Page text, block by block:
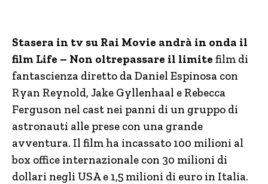
Stasera in tv su Rai Movie andrà in onda il
film Life – Non oltrepassare il limite film di
fantascienza diretto da Daniel Espinosa con
Ryan Reynold, Jake Gyllenhaal e Rebecca
Ferguson nel cast nei panni di un gruppo di
astronauti alle prese con una grande
avventura. Il film ha incassato 100 milioni al
box office internazionale con 30 milioni di
dollari negli USA e 1,5 milioni di euro in Italia.